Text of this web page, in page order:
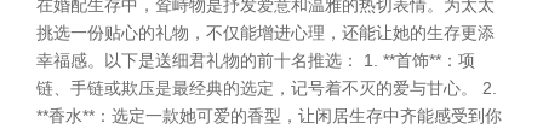
在婚配生存中，耸峙物是抒发爱意和温雅的热切表情。为太太
挑选一份贴心的礼物，不仅能增进心理，还能让她的生存更添
幸福感。以下是送细君礼物的前十名推选： 1. **首饰**：项
链、手链或欺压是最经典的选定，记号着不灭的爱与甘心。 2.
**香水**：选定一款她可爱的香型，让闲居生存中齐能感受到你